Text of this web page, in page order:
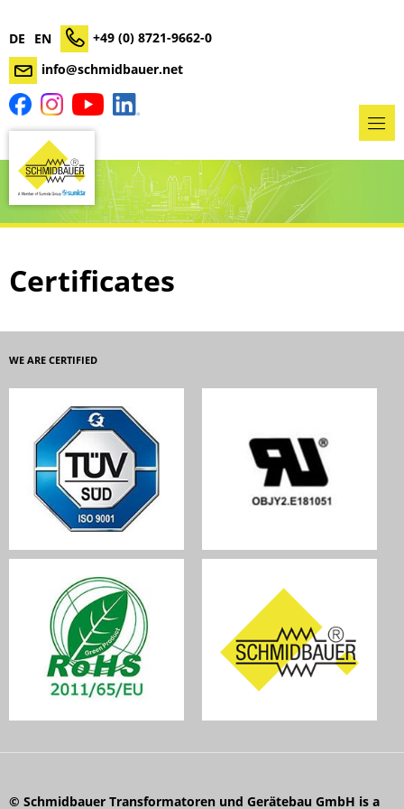
DE EN
+49 (0) 8721-9662-0
info@schmidbauer.net
Certificates
WE ARE CERTIFIED
© Schmidbauer Transformatoren und Gerätebau GmbH is a